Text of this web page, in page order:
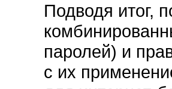
Подводя итог,
паролей) и
с их